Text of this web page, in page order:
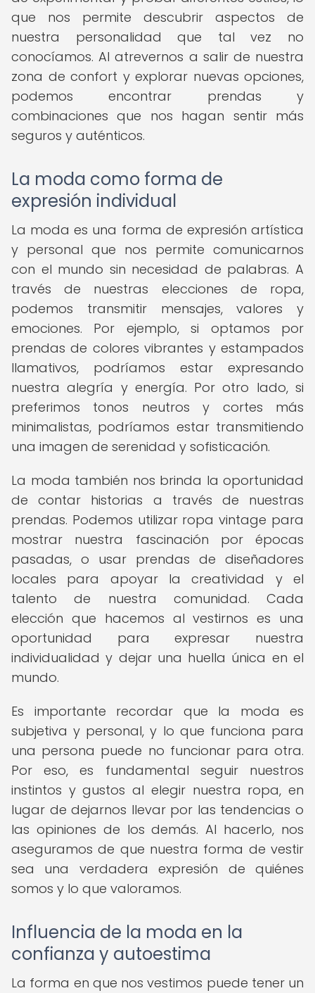
que nos permite descubrir aspectos de
nuestra personalidad que tal vez no
conocíamos. Al atrevernos a salir de nuestra
zona de confort y explorar nuevas opciones,
podemos encontrar prendas y
combinaciones que nos hagan sentir más
seguros y auténticos.
La moda como forma de
expresión individual
La moda es una forma de expresión artística
y personal que nos permite comunicarnos
con el mundo sin necesidad de palabras. A
través de nuestras elecciones de ropa,
podemos transmitir mensajes, valores y
emociones. Por ejemplo, si optamos por
prendas de colores vibrantes y estampados
llamativos, podríamos estar expresando
nuestra alegría y energía. Por otro lado, si
preferimos tonos neutros y cortes más
minimalistas, podríamos estar transmitiendo
una imagen de serenidad y sofisticación.
La moda también nos brinda la oportunidad
de contar historias a través de nuestras
prendas. Podemos utilizar ropa vintage para
mostrar nuestra fascinación por épocas
pasadas, o usar prendas de diseñadores
locales para apoyar la creatividad y el
talento de nuestra comunidad. Cada
elección que hacemos al vestirnos es una
oportunidad para expresar nuestra
individualidad y dejar una huella única en el
mundo.
Es importante recordar que la moda es
subjetiva y personal, y lo que funciona para
una persona puede no funcionar para otra.
Por eso, es fundamental seguir nuestros
instintos y gustos al elegir nuestra ropa, en
lugar de dejarnos llevar por las tendencias o
las opiniones de los demás. Al hacerlo, nos
aseguramos de que nuestra forma de vestir
sea una verdadera expresión de quiénes
somos y lo que valoramos.
Influencia de la moda en la
confianza y autoestima
La forma en que nos vestimos puede tener un